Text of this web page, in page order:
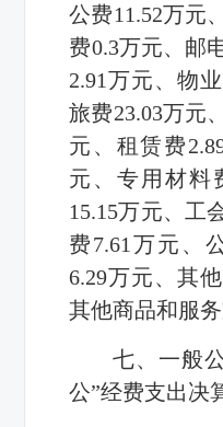
公费11.52万元
费0.3万元、邮
2.91万元、物
旅费23.03万元
元、租赁费
元、专用材料
15.15万元、工
费7.61 万元、
6.29万元、其
其他商品和服
七、一般
公”经费支出决